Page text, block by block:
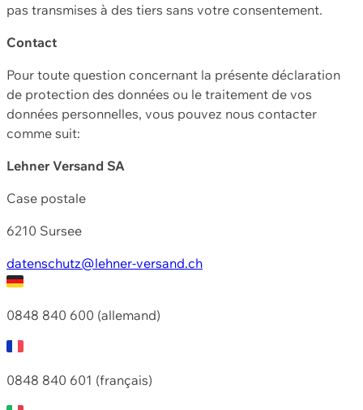
pas transmises à des tiers sans votre consentement.
Contact
Pour toute question concernant la présente déclaration
de protection des données ou le traitement de vos
données personnelles, vous pouvez nous contacter
comme suit:
Lehner Versand SA
Case postale
6210 Sursee
datenschutz@lehner-versand.ch
0848 840 600 (allemand)
0848 840 601 (français)